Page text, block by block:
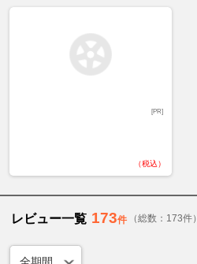
[PR]
（税込）
レビュー一覧 173件 （総数：173件）